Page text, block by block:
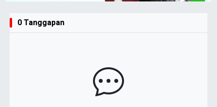
0 Tanggapan